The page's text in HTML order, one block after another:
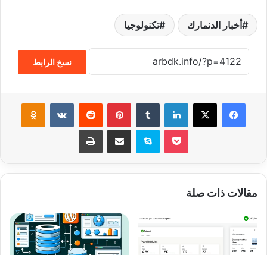
أخبار الدنمارك تكنولوجيا
نسخ الرابط
فيسبوك لينكدإن بينتيريست
سكايب
مقالات ذات صلة